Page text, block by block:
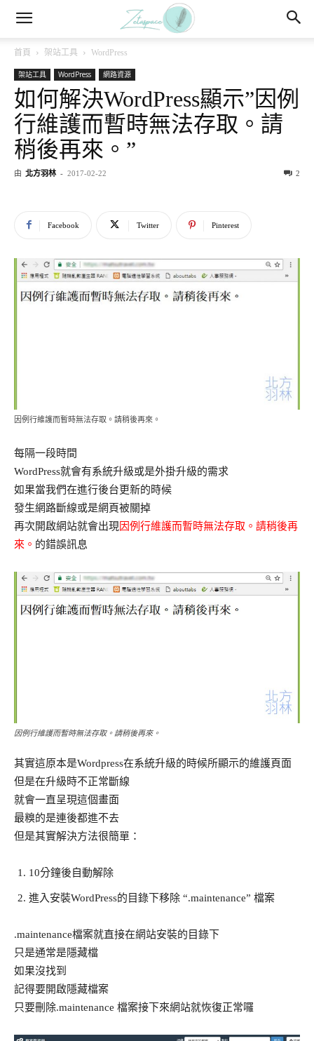
首頁 架站工具 WordPress
架站工具 WordPress 網路資源
如何解決WordPress顯示”因例
行維護而暫時無法存取。請
稍後再來。”
由 北方羽林 - 2017-02-22 2
Facebook Twitter Pinterest
因例行維護而暫時無法存取。請稍後再來。
每隔一段時間
WordPress就會有系統升級或是外掛升級的需求
如果當我們在進行後台更新的時候
發生網路斷線或是網頁被關掉
再次開啟網站就會出現 因例行維護而暫時無法存取。請稍後再
來。 的錯誤訊息
因例行維護而暫時無法存取。請稍後再來。
其實這原本是Wordpress在系統升級的時候所顯示的維護頁面
但是在升級時不正常斷線
就會一直呈現這個畫面
最糗的是連後都進不去
但是其實解決方法很簡單：
10分鐘後自動解除
進入安裝WordPress的目錄下移除 “.maintenance” 檔案
.maintenance檔案就直接在網站安裝的目錄下
只是通常是隱藏檔
如果沒找到
記得要開啟隱藏檔案
只要刪除.maintenance 檔案接下來網站就恢復正常囉